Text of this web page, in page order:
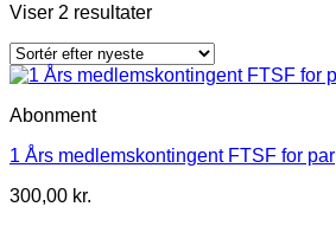
Viser 2 resultaterSorteret
seneste
Abonment
1 Års medlemskontingent FTSF for par
300,00 kr.